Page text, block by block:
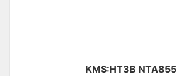
KMS:HT3B NTA855